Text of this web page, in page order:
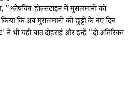
"श्लेषविग-होल्सटाइन में मुसलमानों को
कि अब मुसलमानों को छुट्टी के नए दिन
भी यही बात दोहराई और इन्हें "दो अतिरिक्त